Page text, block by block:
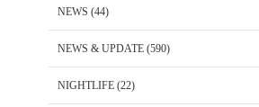
NEWS (44)
NEWS & UPDATE (590)
NIGHTLIFE (22)